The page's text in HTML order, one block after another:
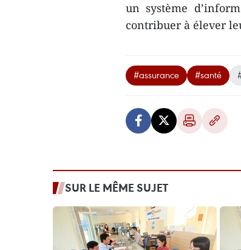
un système
contribuer à élever
#assurance #santé
SUR LE MÊME SUJET